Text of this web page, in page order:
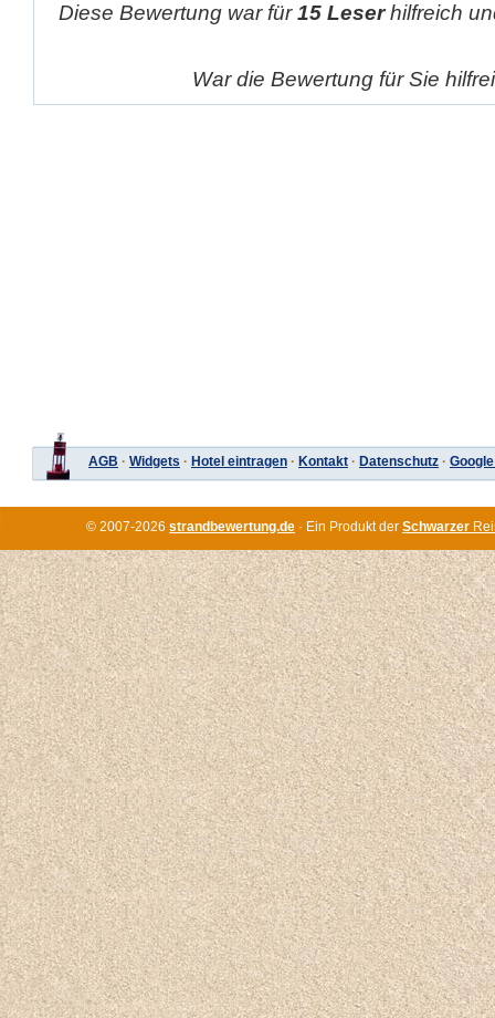
Diese Bewertung war für15 Leserhilfreich
War die Bewertung für Sie
AGB · Widgets · Hotel eintragen · Kontakt · Datenschutz ·
© 2007-2026 strandbewertung.de · Ein Produkt der Schwarzer